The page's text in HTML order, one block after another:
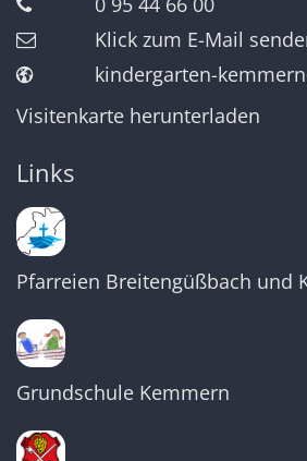
Klick zum E-Mail
kindergarten-
Visitenkarte herunterladen
Links
Pfarreien Breitengüßbach und
Grundschule Kemmern